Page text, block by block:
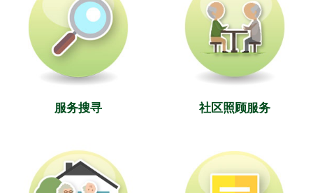
服务搜寻 社区照顾服务